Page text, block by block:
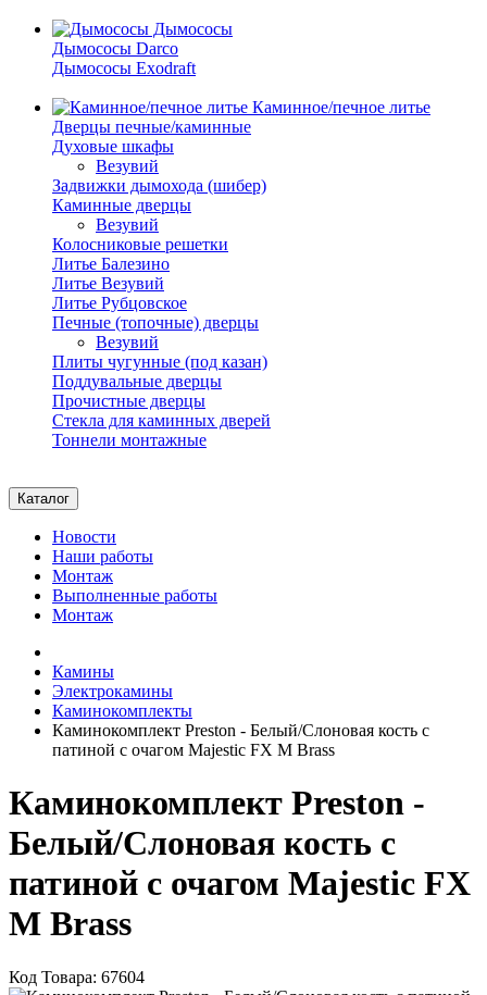
Дымососы
Дымососы Darco
Дымососы Exodraft
Каминное/печное литье
Дверцы печные/каминные
Духовые шкафы
Везувий
Задвижки дымохода (шибер)
Каминные дверцы
Везувий
Колосниковые решетки
Литье Балезино
Литье Везувий
Литье Рубцовское
Печные (топочные) дверцы
Везувий
Плиты чугунные (под казан)
Поддувальные дверцы
Прочистные дверцы
Стекла для каминных дверей
Тоннели монтажные
Каталог
Новости
Наши работы
Монтаж
Выполненные работы
Монтаж
Камины
Электрокамины
Каминокомплекты
Каминокомплект Preston - Белый/Слоновая кость с
патиной с очагом Majestic FX M Brass
Каминокомплект Preston -
Белый/Слоновая кость с
патиной с очагом Majestic FX
M Brass
Код Товара: 67604